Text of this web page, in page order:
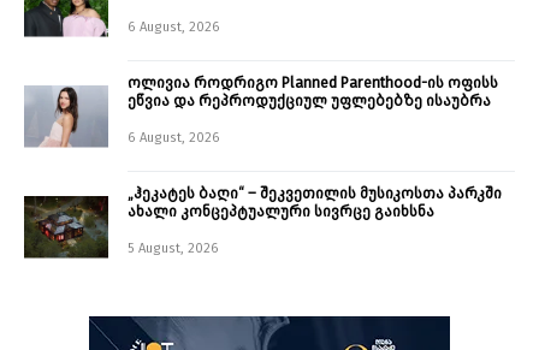
6 August, 2026
ოლივია როდრიგო Planned Parenthood-ის ოფისს
ეწვია და რეპროდუქციულ უფლებებზე ისაუბრა
6 August, 2026
„ჰეკატეს ბაღი“ – შეკვეთილის მუსიკოსთა პარკში
ახალი კონცეპტუალური სივრცე გაიხსნა ￼
5 August, 2026